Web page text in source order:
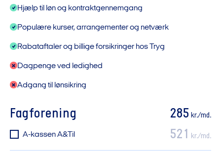
Hjælp til løn og kontraktgennemgang
Populære kurser, arrangementer og netværk
Rabataftaler og billige forsikringer hos Tryg
Dagpenge ved ledighed
Adgang til lønsikring
Fagforening 285 kr./md.
A-kassen A&Til 521 kr./md.